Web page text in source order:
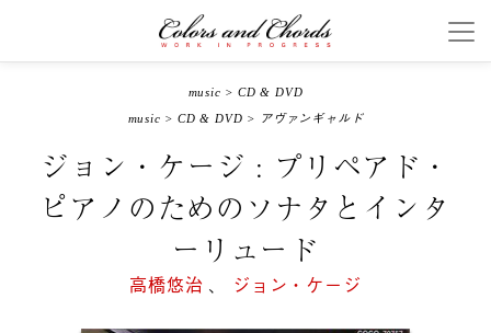
music > CD & DVD
music >CD & DVD > アヴァンギャルド
ジョン・ケージ : プリペアド・
ピアノのためのソナタとインタ
ーリュード
高橋悠治 、 ジョン・ケージ